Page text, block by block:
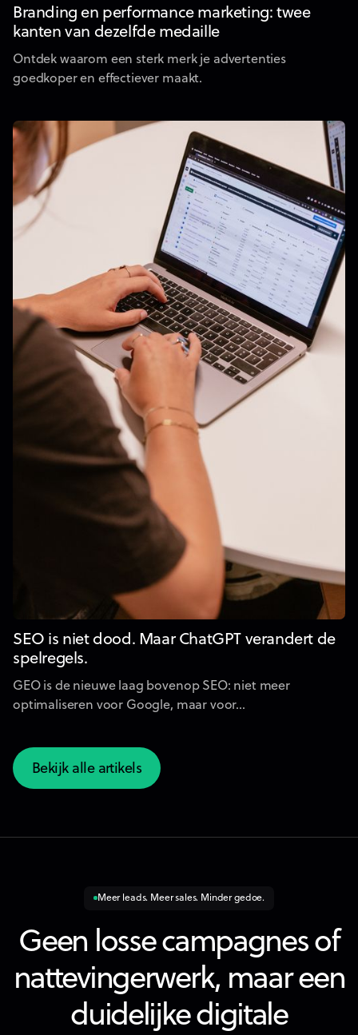
Branding en performance marketing: twee
kanten van dezelfde medaille
Ontdek waarom een sterk merk je advertenties
goedkoper en effectiever maakt.
SEO is niet dood. Maar ChatGPT verandert de
spelregels.
GEO is de nieuwe laag bovenop SEO: niet meer
optimaliseren voor Google, maar voor...
Bekijk alle artikels
Bekijk alle artikels
Meer leads. Meer sales. Minder gedoe.
Geen losse campagnes of
nattevingerwerk, maar een
duidelijke digitale